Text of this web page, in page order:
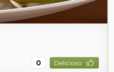
0 Delicioso